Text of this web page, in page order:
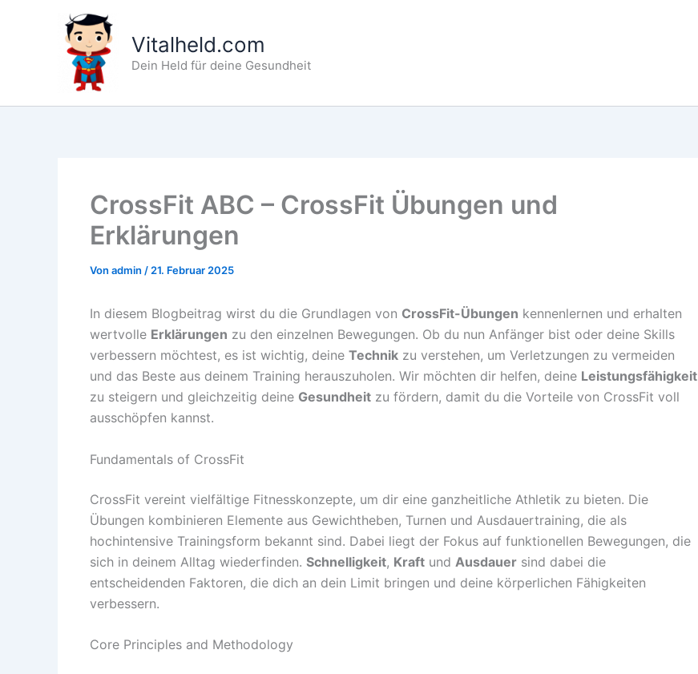
Vitalheld.com
Dein Held für deine Gesundheit
CrossFit ABC – CrossFit Übungen und
Erklärungen
Von admin / 21. Februar 2025
In diesem Blogbeitrag wirst du die Grundlagen von CrossFit-Übungen kennenlernen und erhalten
wertvolle Erklärungen zu den einzelnen Bewegungen. Ob du nun Anfänger bist oder deine Skills
verbessern möchtest, es ist wichtig, deine Technik zu verstehen, um Verletzungen zu vermeiden
und das Beste aus deinem Training herauszuholen. Wir möchten dir helfen, deine Leistungsfähigkeit
zu steigern und gleichzeitig deine Gesundheit zu fördern, damit du die Vorteile von CrossFit voll
ausschöpfen kannst.
Fundamentals of CrossFit
CrossFit vereint vielfältige Fitnesskonzepte, um dir eine ganzheitliche Athletik zu bieten. Die
Übungen kombinieren Elemente aus Gewichtheben, Turnen und Ausdauertraining, die als
hochintensive Trainingsform bekannt sind. Dabei liegt der Fokus auf funktionellen Bewegungen, die
sich in deinem Alltag wiederfinden. Schnelligkeit, Kraft und Ausdauer sind dabei die
entscheidenden Faktoren, die dich an dein Limit bringen und deine körperlichen Fähigkeiten
verbessern.
Core Principles and Methodology